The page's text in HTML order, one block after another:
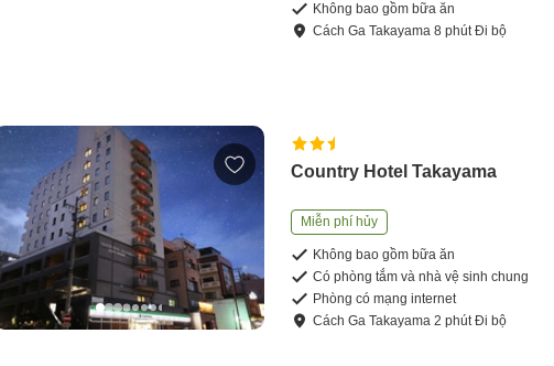
Không bao gồm bữa ăn
CáchGa Takayama8 phútĐi bộ
Country Hotel Takayama
Miễn phí hủy
Không bao gồm bữa ăn
Có phòng tắm và nhà vệ sinh chung
Phòng có mạng internet
CáchGa Takayama2 phútĐi bộ